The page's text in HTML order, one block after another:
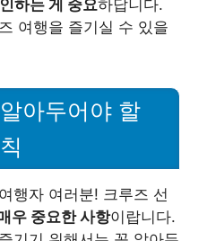
하는 게 중요하답니다.
여행을 즐기실 수 있을
아두어야 할
행자 여러분! 크루즈 선
우 중요한 사항이랍니다.